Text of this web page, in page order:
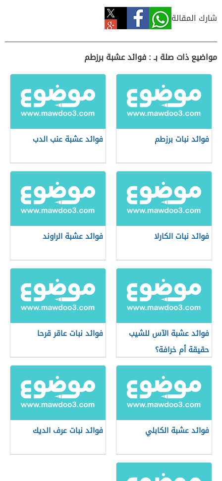
شارك المقالة
مواضيع ذات صلة بـ : فوائد عشبة برزطم
فوائد نبات برزطم فوائد عشبة عنب الدب
فوائد نبات الكارلا فوائد عشبة الراوند
فوائد عشبة الآس للشيب
حقيقة أم خرافة؟
فوائد نبات عاقر قرحا
فوائد عشبة الكابلي فوائد نبات عرف الديك